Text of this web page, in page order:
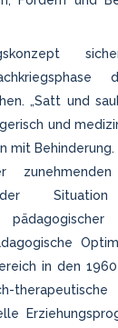
„Satt und
und
mit Behinderung.
der
pädagogischer
in den